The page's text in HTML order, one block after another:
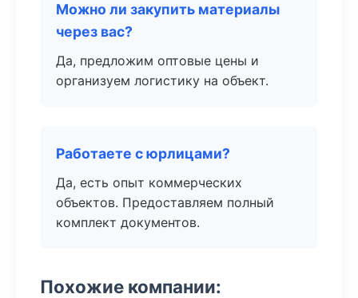
Можно ли закупить материалы
через вас?
Да, предложим оптовые цены и
организуем логистику на объект.
Работаете с юрлицами?
Да, есть опыт коммерческих
объектов. Предоставляем полный
комплект документов.
Похожие компании: